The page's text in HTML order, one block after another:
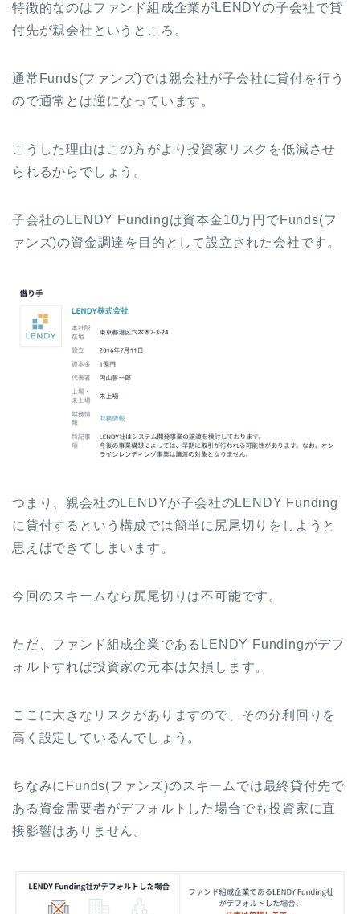
特徴的なのはファンド組成企業がLENDYの子会社で貸
付先が親会社というところ。
通常Funds(ファンズ)では親会社が子会社に貸付を行う
ので通常とは逆になっています。
こうした理由はこの方がより投資家リスクを低減させ
られるからでしょう。
子会社のLENDY Fundingは資本金10万円でFunds(フ
ァンズ)の資金調達を目的として設立された会社です。
つまり、親会社のLENDYが子会社のLENDY Funding
に貸付するという構成では簡単に尻尾切りをしようと
思えばできてしまいます。
今回のスキームなら尻尾切りは不可能です。
ただ、ファンド組成企業であるLENDY Fundingがデフ
ォルトすれば投資家の元本は欠損します。
ここに大きなリスクがありますので、その分利回りを
高く設定しているんでしょう。
ちなみにFunds(ファンズ)のスキームでは最終貸付先で
ある資金需要者がデフォルトした場合でも投資家に直
接影響はありません。